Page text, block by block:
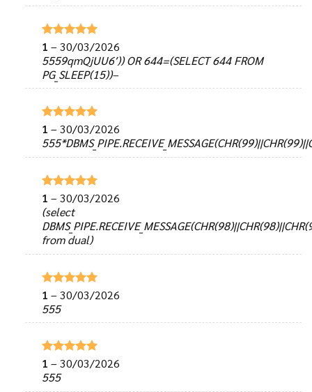
Được xếp
hạng 5 5
sao
1 – 30/03/2026
5559qmQjUU6′)) OR 644=(SELECT 644 FROM
PG_SLEEP(15))–
Được xếp
hạng55
sao
1 – 30/03/2026
Được xếp
hạng 55
sao
1 – 30/03/2026
(select
from dual)
Được xếp
hạng
sao
1 – 30/03/2026
555
Được xếp
hạng
sao
1 – 30/03/2026
555